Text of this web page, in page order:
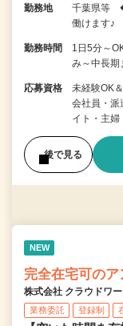
勤務地
千葉県等 ◆
働けます♪
勤務時間
1日5分～
み～中長期
応募資格
未経験OK
会社員・派
イト・主婦
後で見る
NEW
完全在宅可の
株式会社 クラウドワ
業務委託 登録制